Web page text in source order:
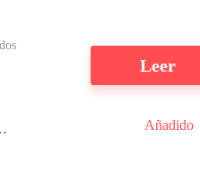
Leer
Añadido